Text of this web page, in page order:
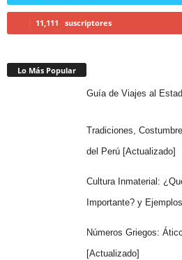
11,111 suscriptores
Lo Más Popular
Guía de Viajes al
Tradiciones,
del Perú [Actualizado]
Cultura Inmaterial:
Importante? y Ejemplos
Números Griegos:
[Actualizado]